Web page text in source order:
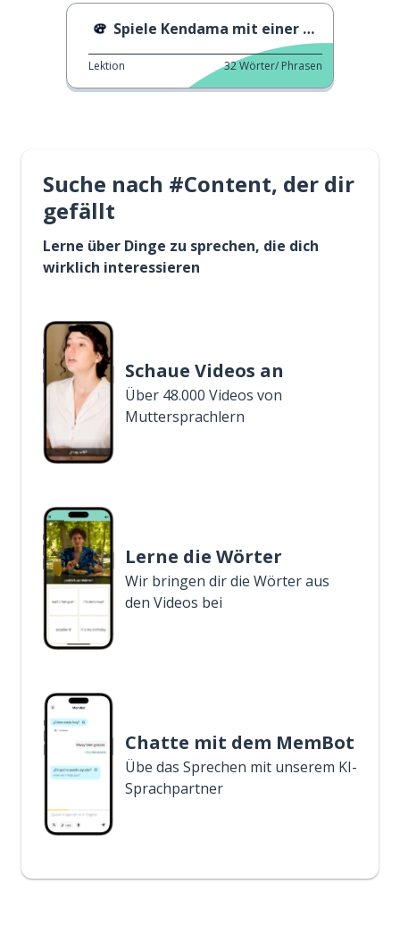
Spiele Kendama mit einer Kristallkugel
Lektion 32Wörter/ Phrasen
Suche nach #Content, der dir
gefällt
Lerne über Dinge zu sprechen, die dich
wirklich interessieren
Schaue Videos an
Über 48.000 Videos von
Muttersprachlern
Lerne die Wörter
Wir bringen dir die Wörter aus
den Videos bei
Chatte mit dem MemBot
Übe das Sprechen mit unserem KI-
Sprachpartner